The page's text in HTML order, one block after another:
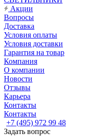
Акции
Вопросы
Доставка
Условия оплаты
Условия доставки
Гарантия на товар
Компания
О компании
Новости
Отзывы
Карьера
Контакты
Контакты
+7 (495) 972 99 48
Задать вопрос